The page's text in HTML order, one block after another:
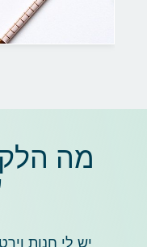
מה
יש לי חנות